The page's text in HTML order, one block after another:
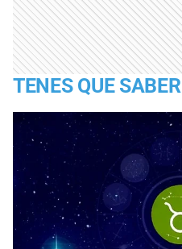
TENES QUE SABER